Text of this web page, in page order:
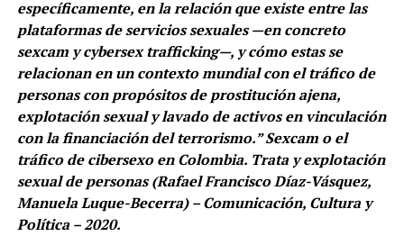
específicamente, en la relación que existe entre las
plataformas de servicios sexuales —en concreto
sexcam y cybersex trafficking—, y cómo estas se
relacionan en un contexto mundial con el tráfico de
personas con propósitos de prostitución ajena,
explotación sexual y lavado de activos en vinculación
con la financiación del terrorismo.” Sexcam o el
tráfico de cibersexo en Colombia. Trata y explotación
sexual de personas (Rafael Francisco Díaz-Vásquez,
Manuela Luque-Becerra) – Comunicación, Cultura y
Política – 2020.